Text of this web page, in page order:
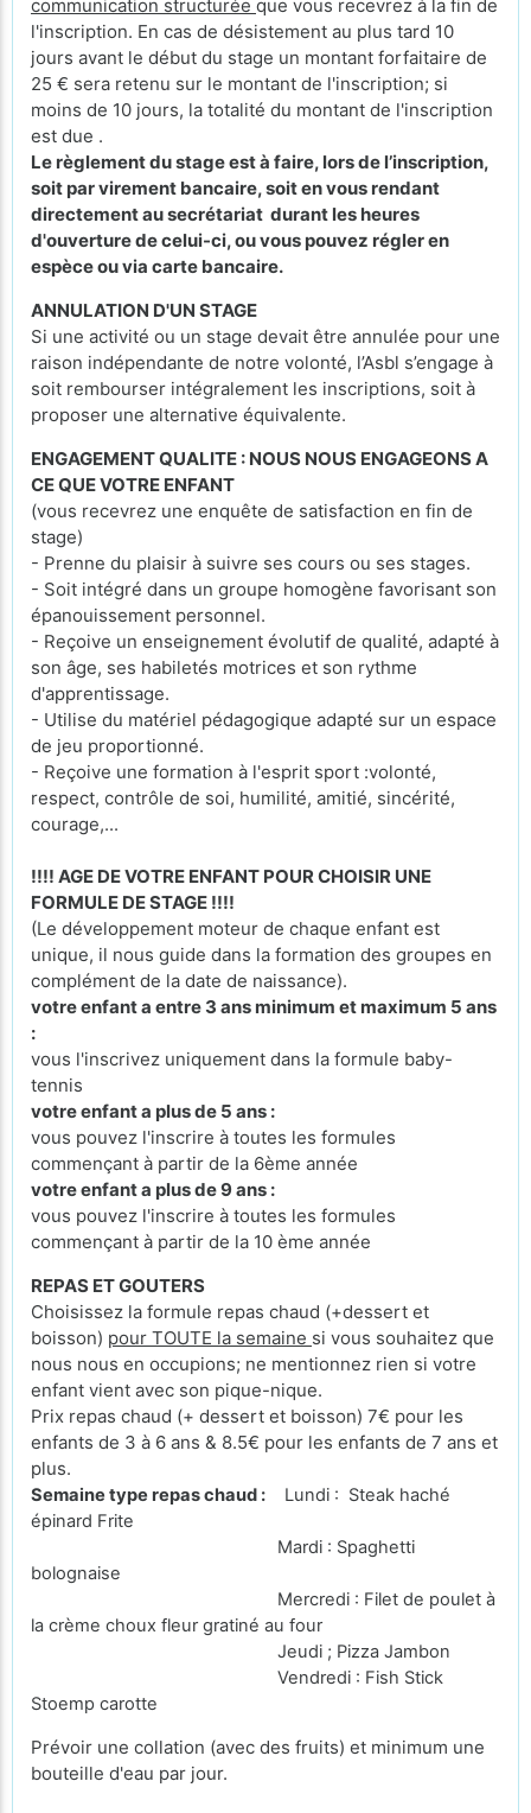
communication structurée que vous recevrez à la fin de
l'inscription. En cas de désistement au plus tard 10
jours avant le début du stage un montant forfaitaire de
25 € sera retenu sur le montant de l'inscription; si
moins de 10 jours, la totalité du montant de l'inscription
est due .
Le règlement du stage est à faire, lors de l’inscription,
soit par virement bancaire, soit en vous rendant
directement au secrétariat durant les heures
d'ouverture de celui-ci, ou vous pouvez régler en
espèce ou via carte bancaire.
ANNULATION D'UN STAGE
Si une activité ou un stage devait être annulée pour une
raison indépendante de notre volonté, l’Asbl s’engage à
soit rembourser intégralement les inscriptions, soit à
proposer une alternative équivalente.
ENGAGEMENT QUALITE : NOUS NOUS ENGAGEONS A
CE QUE VOTRE ENFANT
(vous recevrez une enquête de satisfaction en fin de
stage)
- Prenne du plaisir à suivre ses cours ou ses stages.
- Soit intégré dans un groupe homogène favorisant son
épanouissement personnel.
- Reçoive un enseignement évolutif de qualité, adapté à
son âge, ses habiletés motrices et son rythme
d'apprentissage.
- Utilise du matériel pédagogique adapté sur un espace
de jeu proportionné.
- Reçoive une formation à l'esprit sport :volonté,
respect, contrôle de soi, humilité, amitié, sincérité,
courage,...
!!!! AGE DE VOTRE ENFANT POUR CHOISIR UNE
FORMULE DE STAGE !!!!
(Le développement moteur de chaque enfant est
unique, il nous guide dans la formation des groupes en
complément de la date de naissance).
votre enfant a entre 3 ans minimum et maximum 5 ans
:
vous l'inscrivez uniquement dans la formule baby-
tennis
votre enfant a plus de 5 ans :
vous pouvez l'inscrire à toutes les formules
commençant à partir de la 6ème année
votre enfant a plus de 9 ans :
vous pouvez l'inscrire à toutes les formules
commençant à partir de la 10 ème année
REPAS ET GOUTERS
Choisissez la formule repas chaud (+dessert et
boisson) pour TOUTE la semaine si vous souhaitez que
nous nous en occupions; ne mentionnez rien si votre
enfant vient avec son pique-nique.
Prix repas chaud (+ dessert et boisson) 7€ pour les
enfants de 3 à 6 ans & 8.5€ pour les enfants de 7 ans et
plus.
Semaine type repas chaud : Lundi : Steak haché
épinard Frite
Mardi : Spaghetti
bolognaise
Mercredi : Filet de poulet à
la crème choux fleur gratiné au four
Jeudi ; Pizza Jambon
Vendredi : Fish Stick
Stoemp carotte
Prévoir une collation (avec des fruits) et minimum une
bouteille d'eau par jour.